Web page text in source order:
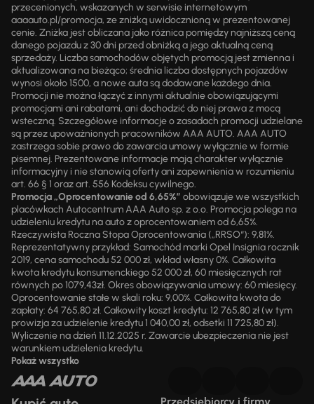
przecenionych, wskazanych w serwisie internetowym
aaaauto.pl/promocja, ze zniżką uwidocznioną w prezentowanej
cenie. Zniżka jest obliczana jako różnica pomiędzy najniższą ceną
danego pojazdu z 30 dni przed obniżką a jego aktualną ceną
sprzedaży. Liczba samochodów objętych promocją jest zmienna i
aktualizowana na bieżąco; średnia liczba dostępnych pojazdów
wynosi około 1500, a nowe auta są dodawane każdego dnia.
Promocji nie można łączyć z innymi aktualnie obowiązującymi
promocjami ani rabatami, ani dochodzić do niej prawa z mocą
wsteczną. Szczegółowe informacje o zasadach promocji udzielane
są przez upoważnionych pracowników AAA AUTO. AAA AUTO
zastrzega sobie prawo do zawarcia umowy wyłącznie w formie
pisemnej. Prezentowane informacje mają charakter wyłącznie
informacyjny i nie stanowią oferty ani zapewnienia w rozumieniu
art. 66 § 1 oraz art. 556 Kodeksu cywilnego.
Promocja „Oprocentowanie od 6,65%” obowiązuje we wszystkich
placówkach Autocentrum AAA Auto sp. z o.o. Promocja polega na
udzieleniu kredytu na auto z oprocentowaniem od 6,65%.
Rzeczywista Roczna Stopa Oprocentowania („RRSO“): 9,81%.
Reprezentatywny przykład: Samochód marki Opel Insignia rocznik
2019, cena samochodu 52 000 zł, wkład własny 0%. Całkowita
kwota kredytu konsumenckiego 52 000 zł, 60 miesięcznych rat
równych po 1079,43zł. Okres obowiązywania umowy: 60 miesięcy.
Oprocentowanie stałe w skali roku: 9,00%. Całkowita kwota do
zapłaty: 64 765,80 zł. Całkowity koszt kredytu: 12 765,80 zł (w tym
prowizja za udzielenie kredytu 1 040,00 zł, odsetki 11 725,80 zł).
Wyliczenie na dzień 11.12.2025 r. Zawarcie ubezpieczenia nie jest
warunkiem udzielenia kredytu.
Pokaż wszystko